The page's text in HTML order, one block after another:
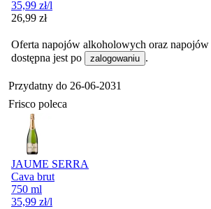
35,99 zł/l
Cena
26,99 zł
Oferta napojów alkoholowych oraz napojów
dostępna jest po
zalogowaniu .
Przydatny do 26-06-2031
Frisco poleca
JAUME SERRA
Cava brut
750 ml
35,99 zł/l